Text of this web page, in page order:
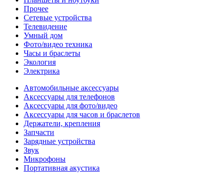
Прочее
Сетевые устройства
Телевидение
Умный дом
Фото/видео техника
Часы и браслеты
Экология
Электрика
Автомобильные аксессуары
Аксессуары для телефонов
Аксессуары для фото/видео
Аксессуары для часов и браслетов
Держатели, крепления
Запчасти
Зарядные устройства
Звук
Микрофоны
Портативная акустика